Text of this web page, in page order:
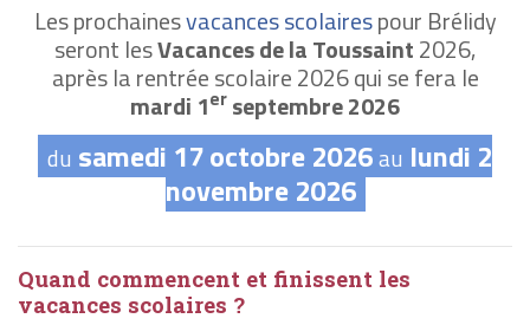
Les prochainesvacances scolairespour Brélidy
seront lesVacances de la Toussaint2026,
après la rentrée scolaire 2026 qui se fera le
mardi 1er septembre 2026
du samedi 17 octobre 2026au lundi 2
novembre 2026
Quand commencent et finissent les
vacances scolaires ?